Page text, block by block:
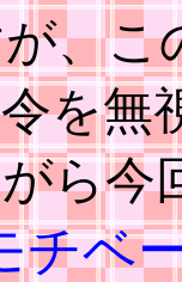
、こ
を無
ら今
チベ